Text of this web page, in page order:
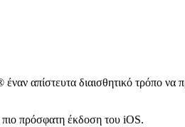
απίστευτα διαισθητικό τρόπο
πρόσφατη έκδοση του iOS.